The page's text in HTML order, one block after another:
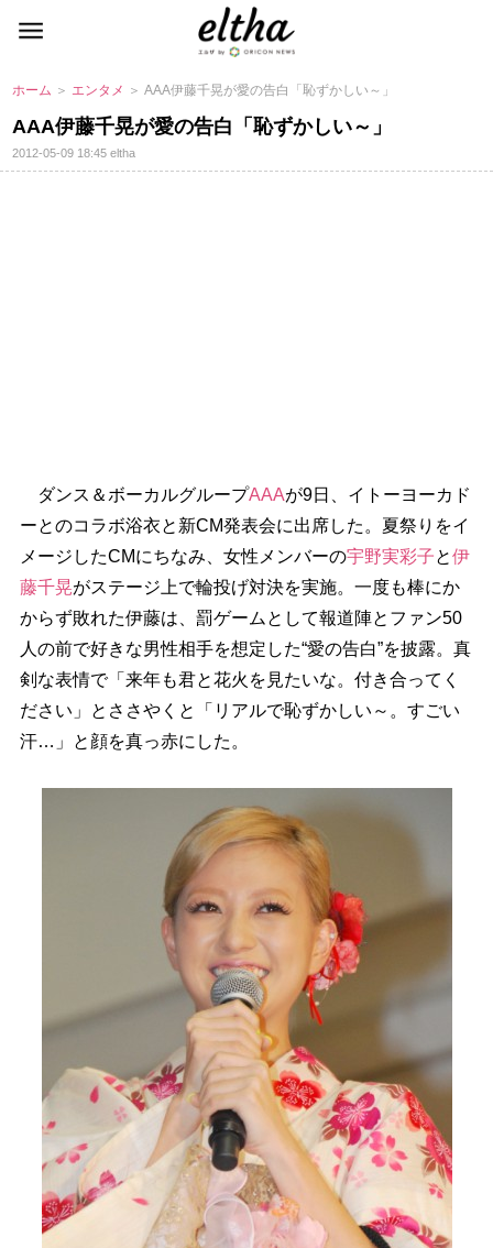
ホーム ＞ エンタメ ＞ AAA伊藤千晃が愛の告白「恥ずかしい～」
AAA伊藤千晃が愛の告白「恥ずかしい～」
2012-05-09 18:45eltha
ダンス＆ボーカルグループAAAが9日、イトーヨーカド
ーとのコラボ浴衣と新CM発表会に出席した。夏祭りをイ
メージしたCMにちなみ、女性メンバーの宇野実彩子と伊
藤千晃がステージ上で輪投げ対決を実施。一度も棒にか
からず敗れた伊藤は、罰ゲームとして報道陣とファン50
人の前で好きな男性相手を想定した“愛の告白”を披露。真
剣な表情で「来年も君と花火を見たいな。付き合ってく
ださい」とささやくと「リアルで恥ずかしい～。すごい
汗…」と顔を真っ赤にした。